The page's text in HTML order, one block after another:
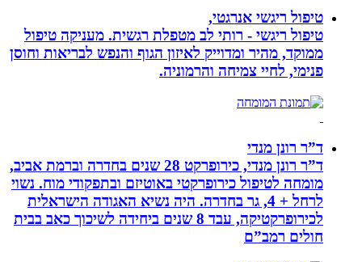
טיפול ריגשי אנרגטי,
טיפול ריגשי - רותי לב מטפלת רגשית. מעניקה טיפול
ממוקד, מהיר ומדוייק לאיזון הגוף והנפש לבריאות וחוסן
פנימי, לחיי צמיחה והרמוניה.
ד”ר רונן מנדי
ד”ר רונן מנדי, כירופרקט 28 שנים בחדרה וברמת אביב,
מומחה לטיפול כירופרקטי באוטיזם ובתפקודי מוח. נשוי
לרחל + 4, גר בחדרה. היה נשיא האגודה הישראלית
לכירופרקטיקה, עבד 8 שנים ביחידה לשיכוך כאב בבית
חולים רמב”ם